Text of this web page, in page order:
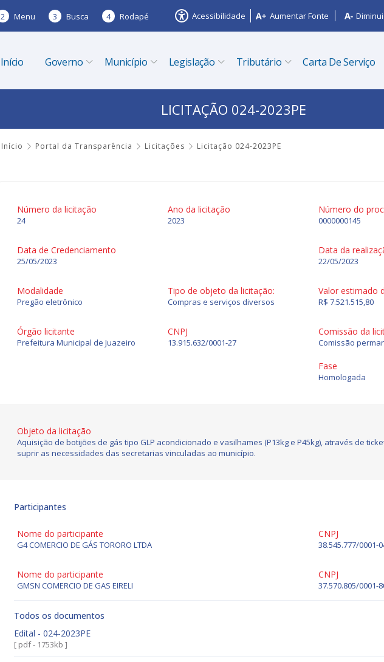
2 Menu 3 Busca 4 Rodapé Acessibilidade Aumentar Fonte
Início Governo Município Legislação Tributário Carta De Serviço
LICITAÇÃO 024-2023PE
Início Portal da Transparência Licitações Licitação 024-2023PE
Número da licitação
24
Ano da licitação
2023
Número do
0000000145
Data de Credenciamento
25/05/2023
Data da
22/05/2023
Modalidade
Pregão eletrônico
Tipo de objeto da licitação:
Compras e serviços diversos
Valor estimado
R$ 7.521.515,80
Órgão licitante
Prefeitura Municipal de Juazeiro
CNPJ
13.915.632/0001-27
Comissão da
Comissão
Fase
Homologada
Objeto da licitação
Aquisição de botijões de gás tipo GLP acondicionado e vasilhames (P13kg e P45kg), através de
suprir as necessidades das secretarias vinculadas ao município.
Participantes
Nome do participante
G4 COMERCIO DE GÁS TORORO LTDA
CNPJ
38.545.777/0001-
Nome do participante
GMSN COMERCIO DE GAS EIRELI
CNPJ
37.570.805/0001-
Todos os documentos
Edital - 024-2023PE
[ pdf - 1753kb ]